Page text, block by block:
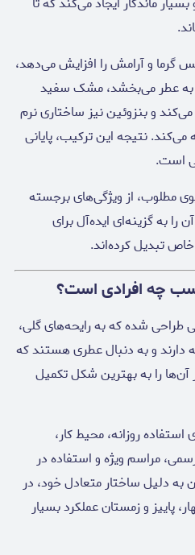
گرما و آرامش را افزایش می‌دهد،
به عطر می‌بخشد، مشک سفید
و بنزوئین نیز ساختاری نرم
می‌کند. نتیجه این ترکیب، پایانی
است.
مطلوب، از ویژگی‌های برجسته
به گزینه‌ای ایده‌آل برای
تبدیل کرده‌اند.
چه افرادی است؟
طراحی شده که به رایحه‌های گلی،
دارند و به دنبال عطری هستند که
را به بهترین شکل تکمیل
استفاده روزانه، محیط کار،
مراسم ویژه و استفاده در
دلیل ساختار متعادل خود، در
پاییز و زمستان عملکرد بسیار